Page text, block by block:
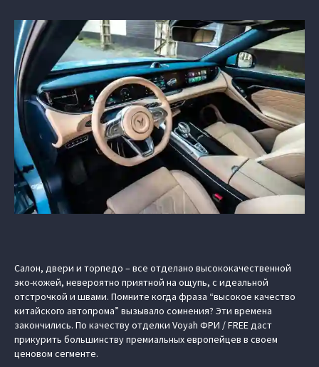
Салон, двери и торпедо – все отделано высококачественной
эко-кожей, невероятно приятной на ощупь, с идеальной
отстрочкой и швами. Помните когда фраза “высокое качество
китайского автопрома” вызывало сомнения? Эти времена
закончились. По качеству отделки Voyah ФРИ / FREE даст
прикурить большинству премиальных европейцев в своем
ценовом сегменте.